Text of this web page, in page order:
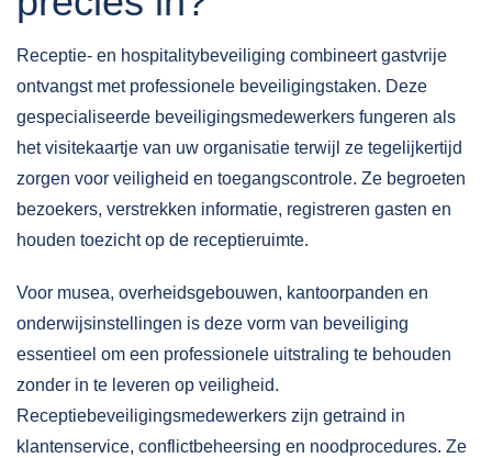
Receptie- en hospitalitybeveiliging combineert gastvrije
ontvangst met professionele beveiligingstaken. Deze
gespecialiseerde beveiligingsmedewerkers fungeren als
het visitekaartje van uw organisatie terwijl ze tegelijkertijd
zorgen voor veiligheid en toegangscontrole. Ze begroeten
bezoekers, verstrekken informatie, registreren gasten en
houden toezicht op de receptieruimte.
Voor musea, overheidsgebouwen, kantoorpanden en
onderwijsinstellingen is deze vorm van beveiliging
essentieel om een professionele uitstraling te behouden
zonder in te leveren op veiligheid.
Receptiebeveiligingsmedewerkers zijn getraind in
klantenservice, conflictbeheersing en noodprocedures. Ze